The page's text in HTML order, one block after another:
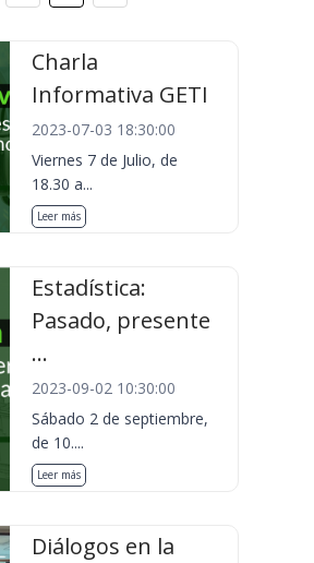
Charla
Informativa GETI
2023-07-03 18:30:00
Viernes 7 de Julio, de
18.30 a...
Leer más
Estadística:
Pasado, presente
...
2023-09-02 10:30:00
Sábado 2 de septiembre,
de 10....
Leer más
Diálogos en la